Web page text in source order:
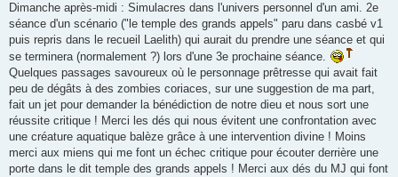
Dimanche après-midi : Simulacres dans l'univers personnel d'un ami. 2e
séance d'un scénario ("le temple des grands appels" paru dans casbé v1
puis repris dans le recueil Laelith) qui aurait du prendre une séance et qui
se terminera (normalement ?) lors d'une 3e prochaine séance.
Quelques passages savoureux où le personnage prêtresse qui avait fait
peu de dégâts à des zombies coriaces, sur une suggestion de ma part,
fait un jet pour demander la bénédiction de notre dieu et nous sort une
réussite critique ! Merci les dés qui nous évitent une confrontation avec
une créature aquatique balèze grâce à une intervention divine ! Moins
merci aux miens qui me font un échec critique pour écouter derrière une
porte dans le dit temple des grands appels ! Merci aux dés du MJ qui font